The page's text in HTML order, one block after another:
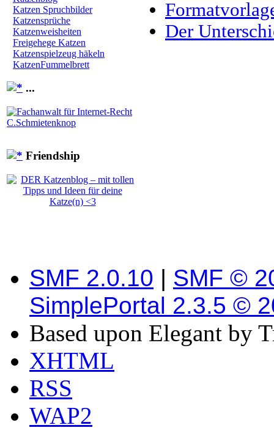
Katzen Spruchbilder
Katzensprüche
Katzenweisheiten
Freigehege Katzen
Katzenspielzeug häkeln
KatzenFummelbrett
...
Friendship
Der
SMF 2.0.10 | SMF ©
SimplePortal 2.3.5 ©
Based upon Elegant by
XHTML
RSS
WAP2